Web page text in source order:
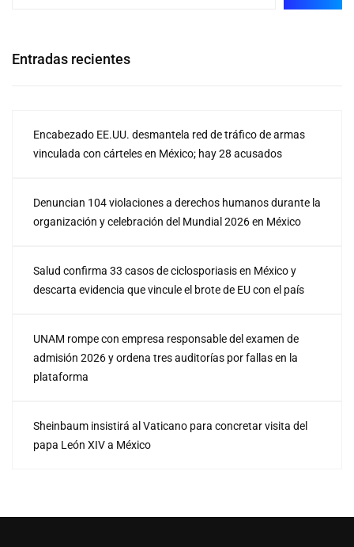
Entradas recientes
Encabezado EE.UU. desmantela red de tráfico de armas
vinculada con cárteles en México; hay 28 acusados
Denuncian 104 violaciones a derechos humanos durante la
organización y celebración del Mundial 2026 en México
Salud confirma 33 casos de ciclosporiasis en México y
descarta evidencia que vincule el brote de EU con el país
UNAM rompe con empresa responsable del examen de
admisión 2026 y ordena tres auditorías por fallas en la
plataforma
Sheinbaum insistirá al Vaticano para concretar visita del
papa León XIV a México